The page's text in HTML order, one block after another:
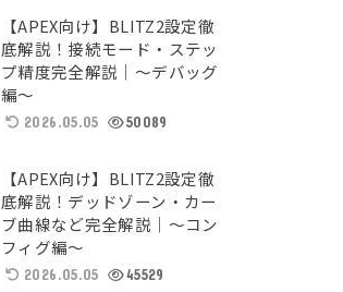
【APEX向け】BLITZ2設定徹
底解説！接続モード・ステッ
プ精度完全解説｜～デバッグ
編～
2026.05.05 50089
【APEX向け】BLITZ2設定徹
底解説！デッドゾーン・カー
ブ曲線など完全解説｜～コン
フィグ編～
2026.05.05 45529